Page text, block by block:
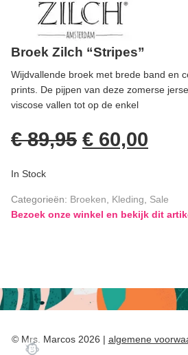
Broek Zilch “Stripes”
Wijdvallende broek met brede band en
prints. De pijpen van deze zomerse
viscose vallen tot op de enkel
€89,95 € 60,00
In Stock
Categorieën: Broeken Kleding
Sale
Bezoek onze winkel en bekijk dit
© Mrs. Marcos 2026 | algemene